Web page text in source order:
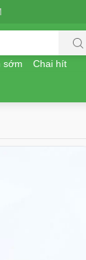
sớm Chai hít